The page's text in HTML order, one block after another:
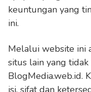
keuntungan yang
ini.
Melalui website ini
situs lain yang
BlogMedia.web.id.
isi, sifat dan